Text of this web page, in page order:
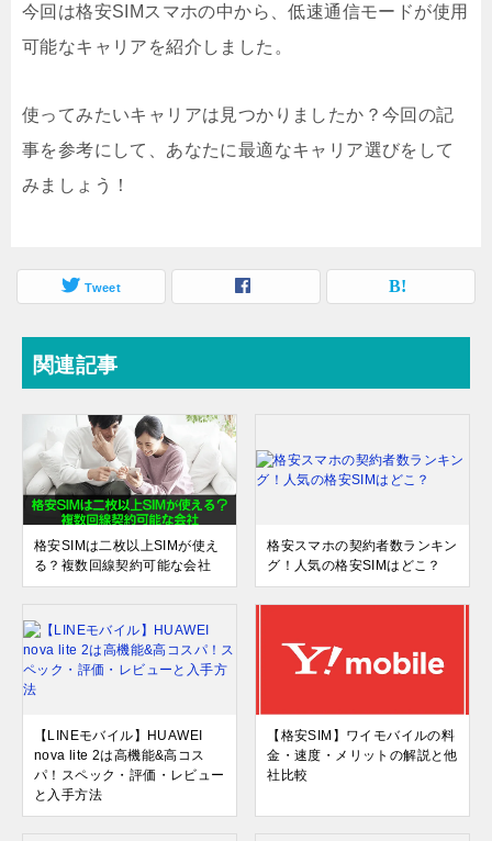
今回は格安SIMスマホの中から、低速通信モードが使用
可能なキャリアを紹介しました。
使ってみたいキャリアは見つかりましたか？今回の記
事を参考にして、あなたに最適なキャリア選びをして
みましょう！
Tweet
関連記事
格安SIMは二枚以上SIMが使え
る？複数回線契約可能な会社
格安スマホの契約者数ランキン
グ！人気の格安SIMはどこ？
【LINEモバイル】HUAWEI
nova lite 2は高機能&高コス
パ！スペック・評価・レビュー
と入手方法
【格安SIM】ワイモバイルの料
金・速度・メリットの解説と他
社比較